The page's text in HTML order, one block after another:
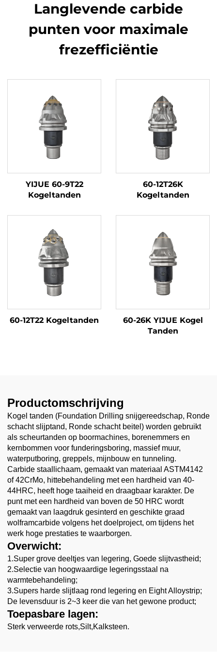
Langlevende carbide
punten voor maximale
frezefficiëntie
YIJUE 60-9T22
Kogeltanden
60-12T26K
Kogeltanden
60-12T22 Kogeltanden
60-26K YIJUE Kogel
Tanden
Productomschrijving
Kogel tanden (Foundation Drilling snijgereedschap, Ronde
schacht slijptand, Ronde schacht beitel) worden gebruikt
als scheurtanden op boormachines, borenemmers en
kernbommen voor funderingsboring, massief muur,
waterputboring, greppels, mijnbouw en tunneling.
Carbide staallichaam, gemaakt van materiaal ASTM4142
of 42CrMo, hittebehandeling met een hardheid van 40-
44HRC, heeft hoge taaiheid en draagbaar karakter. De
punt met een hardheid van boven de 50 HRC wordt
gemaakt van laagdruk gesinterd en geschikte graad
wolframcarbide volgens het doelproject, om tijdens het
werk hoge prestaties te waarborgen.
Overwicht:
1.Super grove deeltjes van legering, Goede slijtvastheid;
2.Selectie van hoogwaardige legeringsstaal na
warmtebehandeling;
3.Supers harde slijtlaag rond legering en Eight Alloystrip;
De levensduur is 2~3 keer die van het gewone product;
Toepasbare lagen:
Sterk verweerde rots,Silt,Kalksteen.